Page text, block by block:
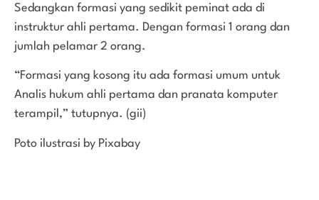
Sedangkan formasi yang sedikit peminat ada di
instruktur ahli pertama. Dengan formasi 1 orang dan
jumlah pelamar 2 orang.
“Formasi yang kosong itu ada formasi umum untuk
Analis hukum ahli pertama dan pranata komputer
terampil,” tutupnya. (gii)
Poto ilustrasi by Pixabay